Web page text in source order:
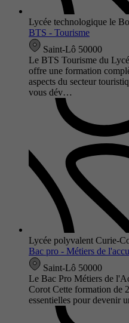
Lycée technologique le
BTS - Tourisme
Saint-Lô 50000
Le BTS Tourisme du
offre une formation
aspects du secteur
vous dév…
Lycée polyvalent Curie-
Bac pro - Métiers de
Saint-Lô 50000
Le Bac Pro Métiers de
Corot Cette formation de
essentielles pour devenir